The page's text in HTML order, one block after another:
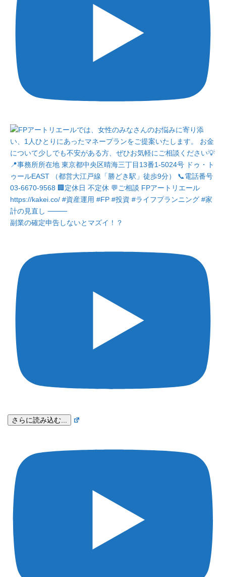
副業の確定申告しないとマズイ！？
さらに読み込む...